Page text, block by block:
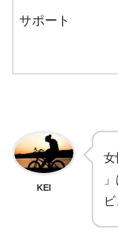
サポート
KEI
女